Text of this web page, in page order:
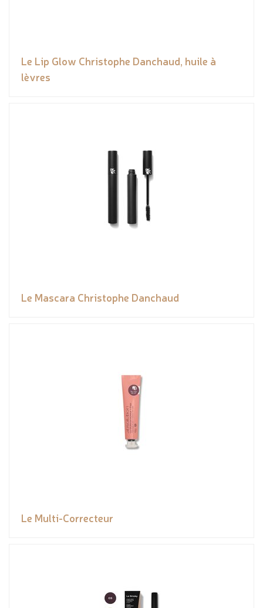
Le Lip Glow Christophe Danchaud, huile à
lèvres
Le Mascara Christophe Danchaud
Le Multi-Correcteur